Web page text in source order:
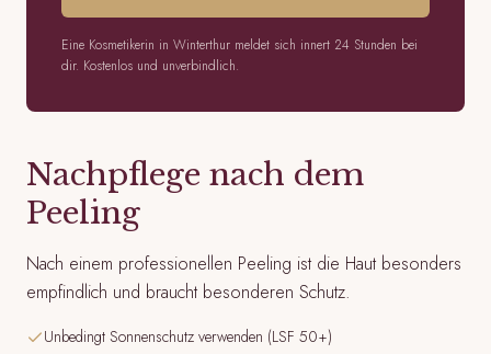
Eine Kosmetikerin in Winterthur meldet sich innert 24 Stunden bei
dir. Kostenlos und unverbindlich.
Nachpflege nach dem
Peeling
Nach einem professionellen Peeling ist die Haut besonders
empfindlich und braucht besonderen Schutz.
Unbedingt Sonnenschutz verwenden (LSF 50+)